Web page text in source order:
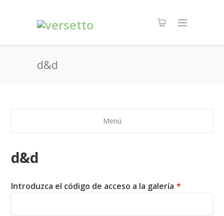
d&d
Menú
d&d
Introduzca el código de acceso a la galería *